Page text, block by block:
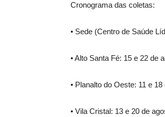
Cronograma das coletas:
• Sede (Centro de Saúde
• Alto Santa Fé: 15 e 22 de
• Planalto do Oeste: 11 e
• Vila Cristal: 13 e 20 de